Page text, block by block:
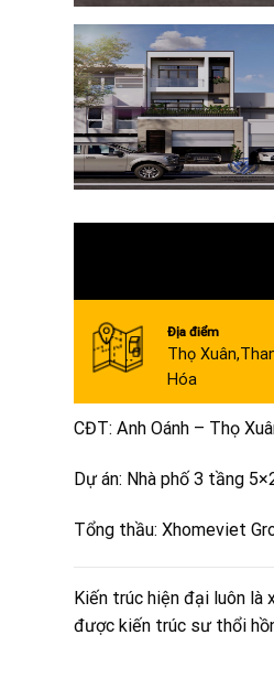
Địa điểm
Thọ
Hóa
CĐT: Anh Oánh – Thọ
Dự án: Nhà phố 3 tầng
Tổng thầu: Xhomeviet
Kiến trúc hiện đại luôn là
được kiến trúc sư thổi